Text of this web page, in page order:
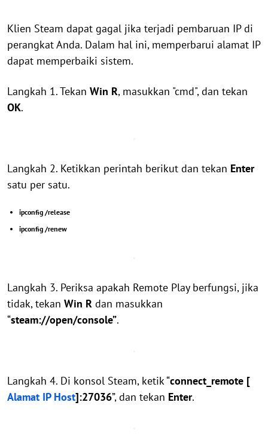
Klien Steam dapat gagal jika terjadi pembaruan IP di
perangkat Anda. Dalam hal ini, memperbarui alamat IP
dapat memperbaiki sistem.
Langkah 1. Tekan Win R, masukkan "cmd", dan tekan
OK.
Langkah 2. Ketikkan perintah berikut dan tekan Enter
satu per satu.
ipconfig /release
ipconfig /renew
Langkah 3. Periksa apakah Remote Play berfungsi, jika
tidak, tekan Win R dan masukkan
“steam://open/console”.
Langkah 4. Di konsol Steam, ketik “connect_remote [
Alamat IP Host]:27036”, dan tekan Enter.